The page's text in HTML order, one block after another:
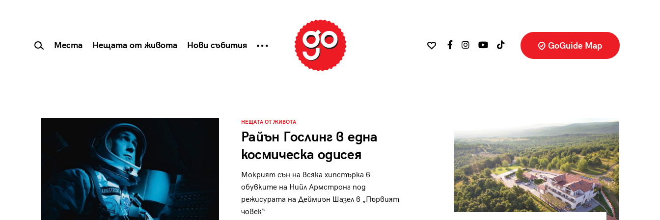
Места Нещата от живота Нови събития GoGuide Map
НЕЩАТА ОТ ЖИВОТА
Райън Гослинг в една
космическа одисея
Мокрият сън на всяка хипстърка в
обувките на Нийл Армстронг под
режисурата на Деймиън Шазел в „Първият
човек“